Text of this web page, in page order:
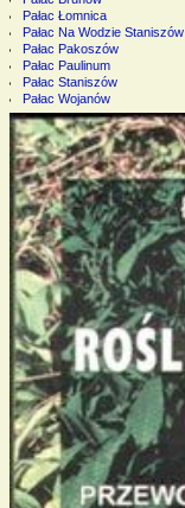
Pałac Łomnica
Pałac Na Wodzie Staniszów
Pałac Pakoszów
Pałac Paulinum
Pałac Staniszów
Pałac Wojanów